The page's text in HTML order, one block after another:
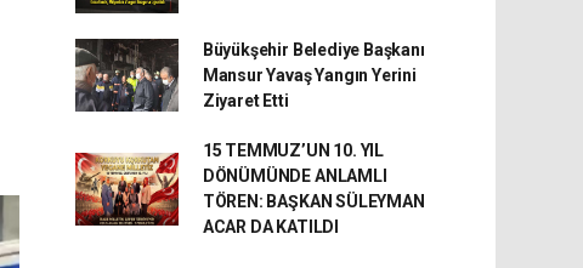
Büyükşehir Belediye Başkanı
Mansur Yavaş Yangın Yerini
Ziyaret Etti
15 TEMMUZ’UN 10. YIL
DÖNÜMÜNDE ANLAMLI
TÖREN: BAŞKAN SÜLEYMAN
ACAR DA KATILDI